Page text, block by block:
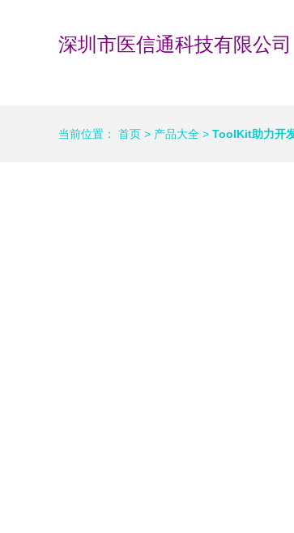
深圳市医信通科技有限公司
当前位置： 首页 > 产品大全 > ToolKit助力开